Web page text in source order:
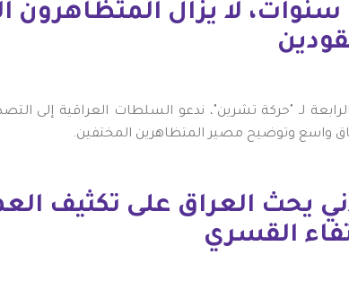
سنوات، لا يزال المتظاهرون
لـ "حركة تشرين"، ندعو السلطات العراقية إلى
واسع وتوضيح مصير المتظاهرين المختفين.
يحث العراق على تكثيف
القسري